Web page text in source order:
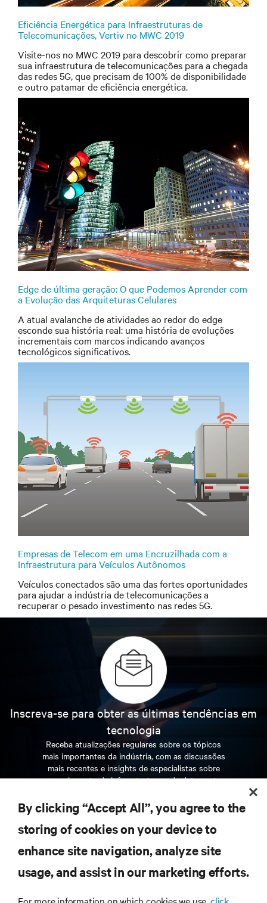
Eficiência Energética para Infraestruturas de
Telecomunicações, Vertiv no MWC 2019
Visite-nos no MWC 2019 para descobrir como preparar
sua infraestrutura de telecomunicações para a chegada
das redes 5G, que precisam de 100% de disponibilidade
e outro patamar de eficiência energética.
Edge de última geração: O que Podemos Aprender com
a Evolução das Arquiteturas Celulares
A atual avalanche de atividades ao redor do edge
esconde sua história real: uma história de evoluções
incrementais com marcos indicando avanços
tecnológicos significativos.
Empresas de Telecom em uma Encruzilhada com a
Infraestrutura para Veículos Autônomos
Veículos conectados são uma das fortes oportunidades
para ajudar a indústria de telecomunicações a
recuperar o pesado investimento nas redes 5G.
Inscreva-se para obter as últimas tendências em
tecnologia
Receba atualizações regulares sobre os tópicos
mais importantes da indústria, com as discussões
mais recentes e insights de especialistas sobre
gerenciamento de infraestrutura e de data center.
INSCREVA-SE AGORA
RECURSOS
By clicking “Accept All”, you agree to the
storing of cookies on your device to
enhance site navigation, analyze site
usage, and assist in our marketing efforts.